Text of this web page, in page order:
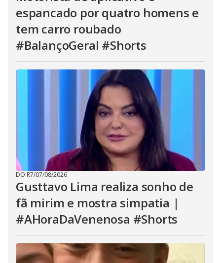
espancado por quatro homens e
tem carro roubado
#BalançoGeral #Shorts
DO R7/07/08/2026
Gusttavo Lima realiza sonho de
fã mirim e mostra simpatia |
#AHoraDaVenenosa #Shorts